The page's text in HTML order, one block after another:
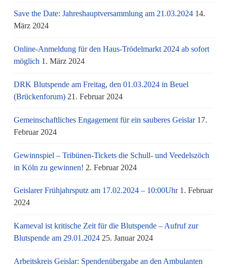
Save the Date: Jahreshauptversammlung am 21.03.2024 14.
März 2024
Online-Anmeldung für den Haus-Trödelmarkt 2024 ab sofort
möglich 1. März 2024
DRK Blutspende am Freitag, den 01.03.2024 in Beuel
(Brückenforum) 21. Februar 2024
Gemeinschaftliches Engagement für ein sauberes Geislar 17.
Februar 2024
Gewinnspiel – Tribünen-Tickets die Schull- und Veedelszöch
in Köln zu gewinnen! 2. Februar 2024
Geislarer Frühjahrsputz am 17.02.2024 – 10:00Uhr 1. Februar
2024
Karneval ist kritische Zeit für die Blutspende – Aufruf zur
Blutspende am 29.01.2024 25. Januar 2024
Arbeitskreis Geislar: Spendenübergabe an den Ambulanten